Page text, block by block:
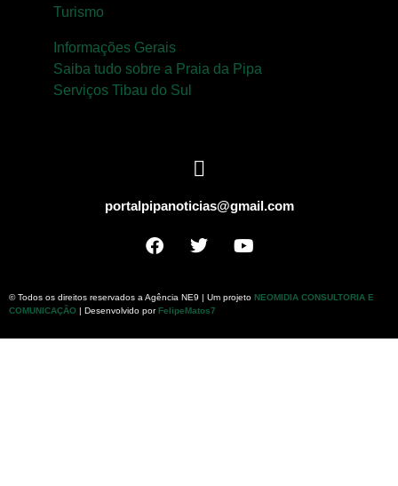
Turismo
Informações Gerais
Saiba tudo sobre a Praia da Pipa
Serviços Tibau do Sul
portalpipanoticias@gmail.com
© Todos os direitos reservados a Agência NE9 | Um projeto NEOMIDIA CONSULTORIA E
COMUNICAÇÃO | Desenvolvido porFelipeMatos7